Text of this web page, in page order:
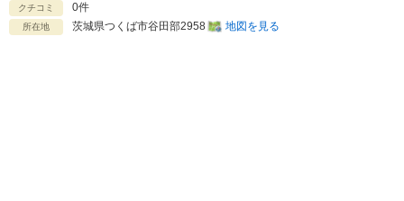
クチコミ 0件
所在地 茨城県つくば市谷田部2958 地図を見る